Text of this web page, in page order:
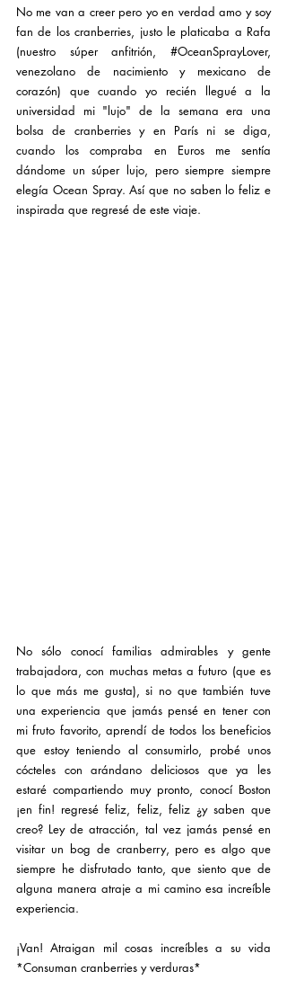
No me van a creer pero yo en verdad amo y soy
fan de los cranberries, justo le platicaba a Rafa
(nuestro súper anfitrión, #OceanSprayLover,
venezolano de nacimiento y mexicano de
corazón) que cuando yo recién llegué a la
universidad mi "lujo" de la semana era una
bolsa de cranberries y en París ni se diga,
cuando los compraba en Euros me sentía
dándome un súper lujo, pero siempre siempre
elegía Ocean Spray. Así que no saben lo feliz e
inspirada que regresé de este viaje.
No sólo conocí familias admirables y gente
trabajadora, con muchas metas a futuro (que es
lo que más me gusta), si no que también tuve
una experiencia que jamás pensé en tener con
mi fruto favorito, aprendí de todos los beneficios
que estoy teniendo al consumirlo, probé unos
cócteles con arándano deliciosos que ya les
estaré compartiendo muy pronto, conocí Boston
¡en fin! regresé feliz, feliz, feliz ¿y saben que
creo? Ley de atracción, tal vez jamás pensé en
visitar un bog de cranberry, pero es algo que
siempre he disfrutado tanto, que siento que de
alguna manera atraje a mi camino esa increíble
experiencia.
¡Van! Atraigan mil cosas increíbles a su vida
*Consuman cranberries y verduras*